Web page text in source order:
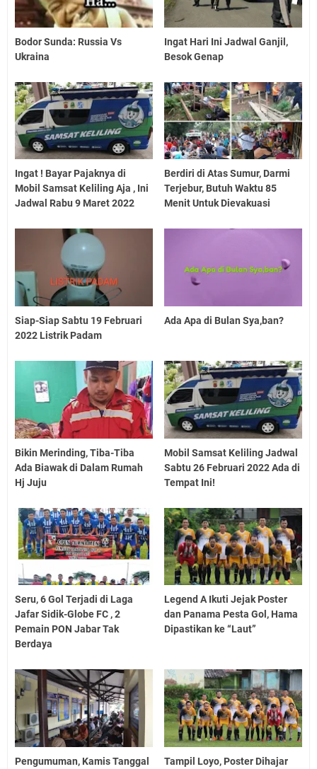
Bodor Sunda: Russia Vs
Ukraina
Ingat Hari Ini Jadwal Ganjil,
Besok Genap
Ingat ! Bayar Pajaknya di
Mobil Samsat Keliling Aja , Ini
Jadwal Rabu 9 Maret 2022
Berdiri di Atas Sumur, Darmi
Terjebur, Butuh Waktu 85
Menit Untuk Dievakuasi
Siap-Siap Sabtu 19 Februari
2022 Listrik Padam
Ada Apa di Bulan Sya,ban?
Bikin Merinding, Tiba-Tiba
Ada Biawak di Dalam Rumah
Hj Juju
Mobil Samsat Keliling Jadwal
Sabtu 26 Februari 2022 Ada di
Tempat Ini!
Seru, 6 Gol Terjadi di Laga
Jafar Sidik-Globe FC , 2
Pemain PON Jabar Tak
Berdaya
Legend A Ikuti Jejak Poster
dan Panama Pesta Gol, Hama
Dipastikan ke “Laut”
Pengumuman, Kamis Tanggal
Tampil Loyo, Poster Dihajar